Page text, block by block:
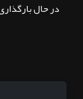
در حال